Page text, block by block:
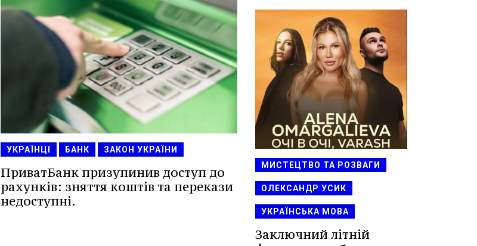
УКРАЇНЦІ БАНК ЗАКОН УКРАЇНИ
ПриватБанк призупинив доступ до
рахунків: зняття коштів та перекази
недоступні.
МИСТЕЦТВО ТА РОЗВАГИ
ОЛЕКСАНДР УСИК
УКРАЇНСЬКА МОВА
Заключний літній